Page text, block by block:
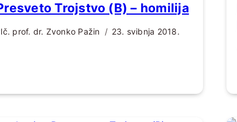
Trojstvo (B) – homilija
prof. dr. Zvonko Pažin 23. svibnja 2018.